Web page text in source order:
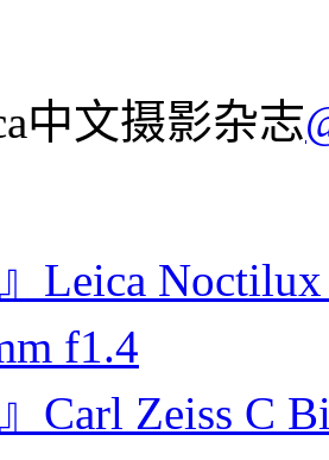
中文摄影杂志
Leica
f1.4
Carl Zeiss C